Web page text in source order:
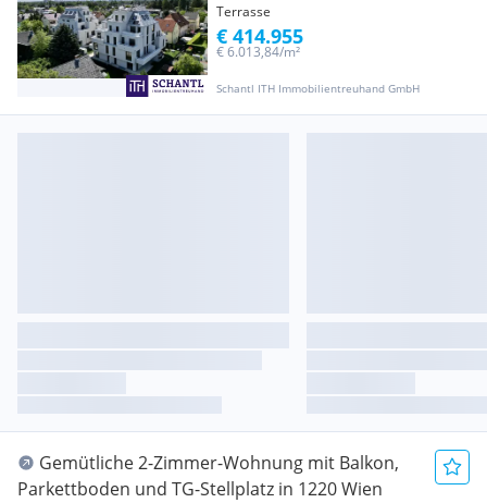
Terrasse
Schantl ITH Immobilientreuhand GmbH
€ 6.013,84/m²
€ 414.955
Gemütliche 2‑Zimmer‑Wohnung mit Balkon,
Parkettboden und TG‑Stellplatz in 1220 Wien